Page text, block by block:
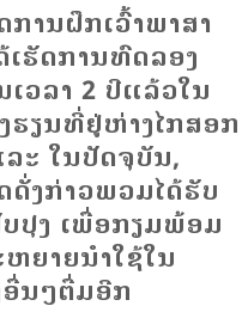
ານຝຶກເວົ້າພາສາ
ເຮັດການທົດລອງ
ເວລາ 2 ປີແລ້ວໃນ
ຮຽນທີ່ຢູ່ຫ່າງໄກສອກ
ະ ໃນປັດຈຸບັນ,
ງກ່າວພວມໄດ້ຮັບ
ປຸງ ເພື່ອກຽມພ້ອມ
ຍາຍນຳໃຊ້ໃນ
ນໆຕື່ມອີກ